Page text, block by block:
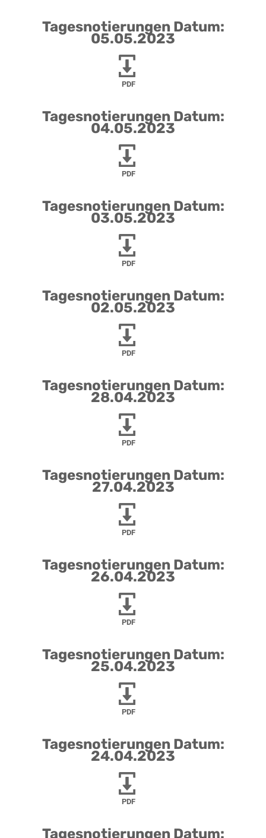
Tagesnotierungen Datum:
05.05.2023
PDF
Tagesnotierungen Datum:
04.05.2023
PDF
Tagesnotierungen Datum:
03.05.2023
PDF
Tagesnotierungen Datum:
02.05.2023
PDF
Tagesnotierungen Datum:
28.04.2023
PDF
Tagesnotierungen Datum:
27.04.2023
PDF
Tagesnotierungen Datum:
26.04.2023
PDF
Tagesnotierungen Datum:
25.04.2023
PDF
Tagesnotierungen Datum:
24.04.2023
PDF
Tagesnotierungen Datum: